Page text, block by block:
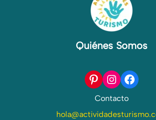
Quiénes Somos
Pinterest Instagram Facebook
Contacto